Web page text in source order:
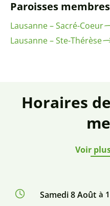
Paroisses membres
Lausanne – Sacré-Coeur
Lausanne – Ste-Thérèse
Horaires
Voir
Samedi 8 Août à